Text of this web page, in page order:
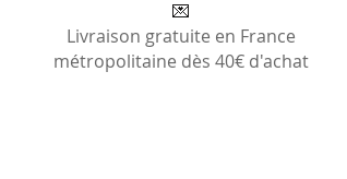
💌
Livraison gratuite en France
métropolitaine dès 40€ d'achat